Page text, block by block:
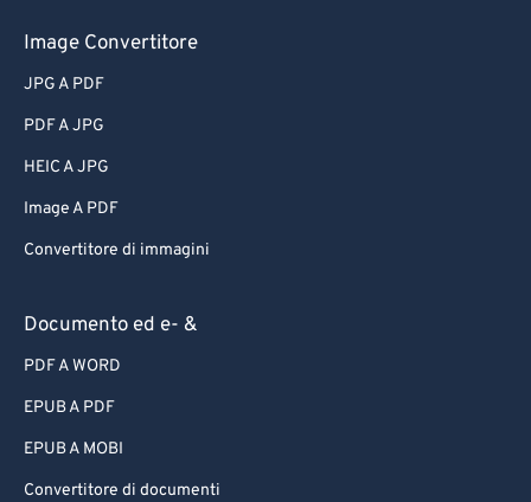
Image Convertitore
JPG A PDF
PDF A JPG
HEIC A JPG
Image A PDF
Convertitore di immagini
Documento ed e- &
PDF A WORD
EPUB A PDF
EPUB A MOBI
Convertitore di documenti